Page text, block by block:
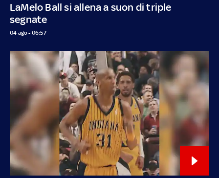
LaMelo Ball si allena a suon di triple
segnate
04 ago - 06:57